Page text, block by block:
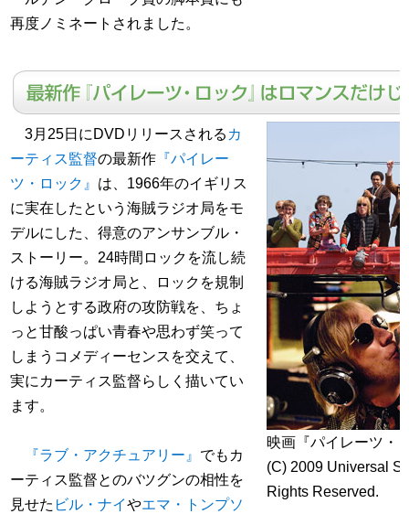
再度ノミネートされました。
3月25日にDVDリリースされる カ
ーティス監督の最新作 『パイレー
ツ・ロック』 は、1966年のイギリス
に実在したという海賊ラジオ局をモ
デルにした、得意のアンサンブル・
ストーリー。24時間ロックを流し続
ける海賊ラジオ局と、ロックを規制
しようとする政府の攻防戦を、ちょ
っと甘酸っぱい青春や思わず笑って
しまうコメディーセンスを交えて、
実にカーティス監督らしく描いてい
ます。
『ラブ・アクチュアリー』 でもカ
ーティス監督とのバツグンの相性を
見せた ビル・ナイやエマ・トンプソ
映画『パイレーツ・
(C) 2009 Universal
Rights Reserved.